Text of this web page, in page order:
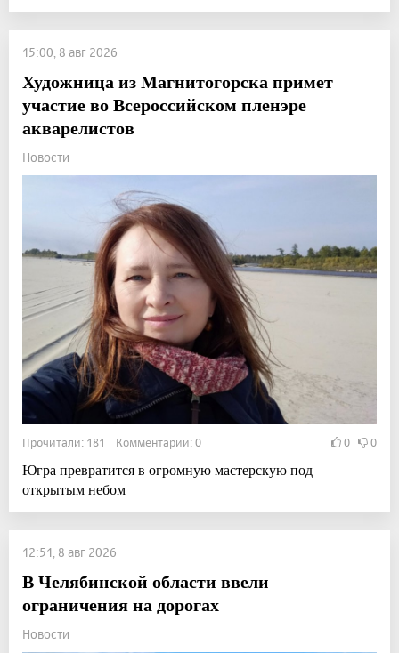
15:00, 8 авг 2026
Художница из Магнитогорска примет
участие во Всероссийском пленэре
акварелистов
Новости
Прочитали: 181 Комментарии: 0 0 0
Югра превратится в огромную мастерскую под
открытым небом
12:51, 8 авг 2026
В Челябинской области ввели
ограничения на дорогах
Новости